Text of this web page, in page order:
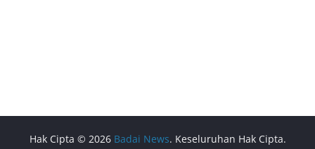
Hak Cipta © 2026 Badai News. Keseluruhan Hak Cipta.